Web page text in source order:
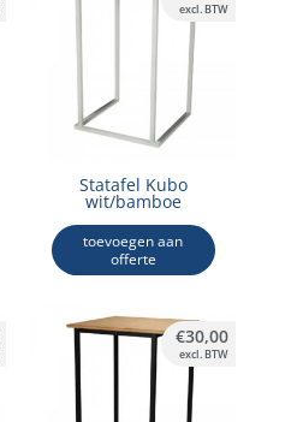
Statafel Kubo
wit/bamboe
toevoegen aan
offerte
excl. BTW
€30,00
excl. BTW